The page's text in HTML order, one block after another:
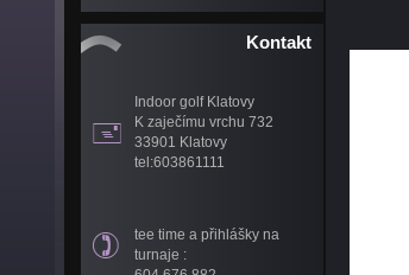
Kontakt
Indoor golf Klatovy
K zaječímu vrchu 732
33901 Klatovy
tel:603861111
tee time a přihlášky na
turnaje :